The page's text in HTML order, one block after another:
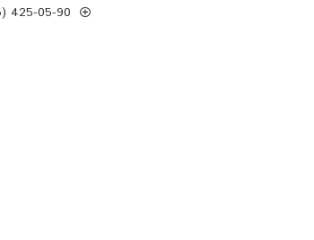
425-05-90